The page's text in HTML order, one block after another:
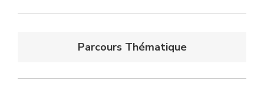
Parcours Thématique